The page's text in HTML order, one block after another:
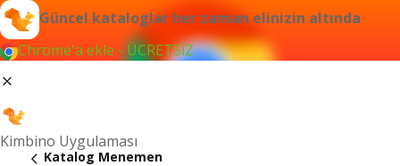
Güncel kataloglar her zaman elinizin altında
Chrome'a ekle - ÜCRETSİZ
Kimbino Uygulaması
Katalog Menemen